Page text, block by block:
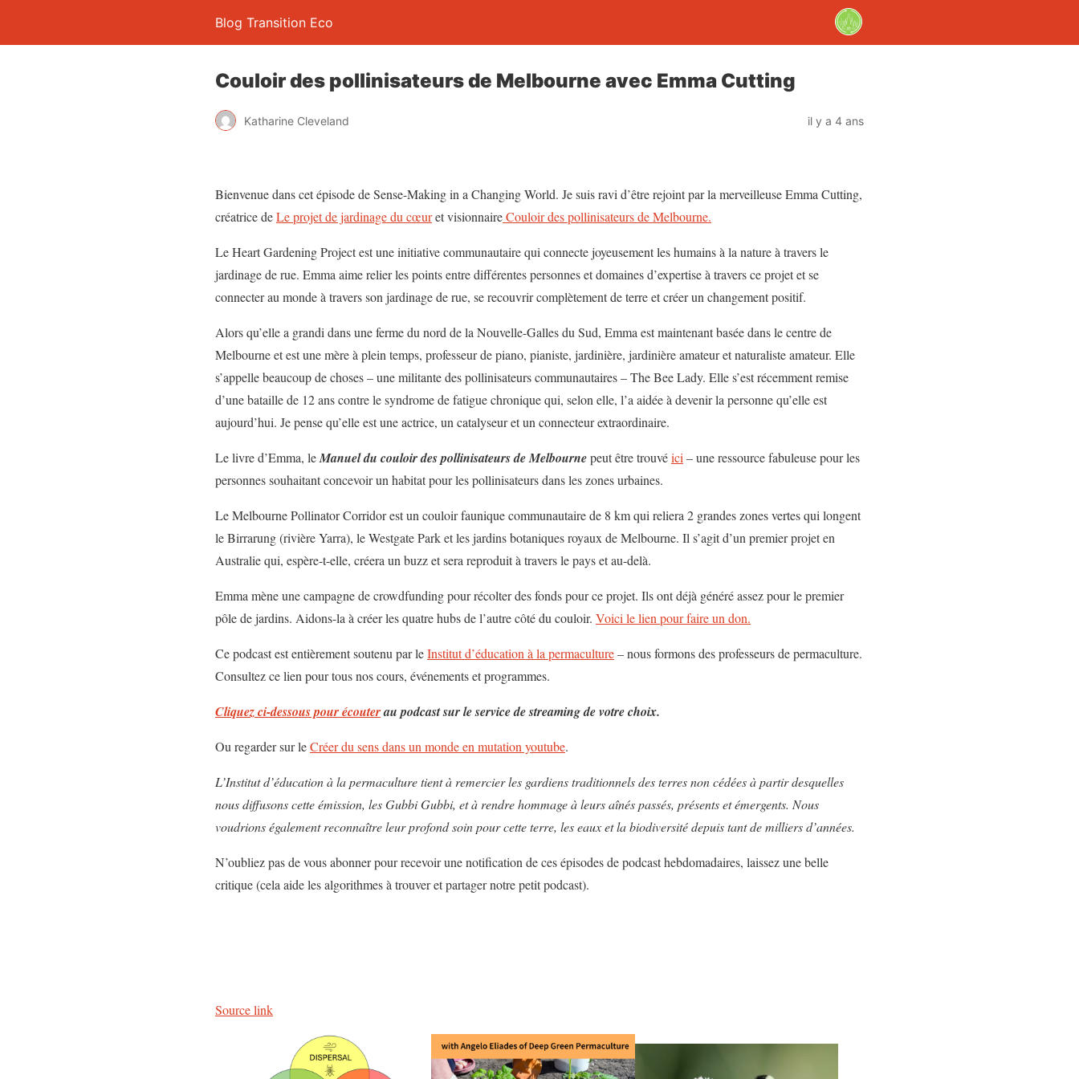
Blog Transition Eco
Couloir des pollinisateurs de Melbourne avec Emma Cutting
Katharine Cleveland il y a 4 ans
Bienvenue dans cet épisode de Sense-Making in a Changing World. Je suis ravi d’être rejoint par la merveilleuse Emma Cutting,
créatrice deLe projet de jardinage du cœuret visionnaireCouloir des pollinisateurs de Melbourne.
Le Heart Gardening Project est une initiative communautaire qui connecte joyeusement les humains à la nature à travers le
jardinage de rue. Emma aime relier les points entre différentes personnes et domaines d’expertise à travers ce projet et se
connecter au monde à travers son jardinage de rue, se recouvrir complètement de terre et créer un changement positif.
Alors qu’elle a grandi dans une ferme du nord de la Nouvelle-Galles du Sud, Emma est maintenant basée dans le centre de
Melbourne et est une mère à plein temps, professeur de piano, pianiste, jardinière, jardinière amateur et naturaliste amateur. Elle
s’appelle beaucoup de choses – une militante des pollinisateurs communautaires – The Bee Lady. Elle s’est récemment remise
d’une bataille de 12 ans contre le syndrome de fatigue chronique qui, selon elle, l’a aidée à devenir la personne qu’elle est
aujourd’hui. Je pense qu’elle est une actrice, un catalyseur et un connecteur extraordinaire.
Le livre d’Emma, ​​leManuel du couloir des pollinisateurs de Melbournepeut être trouvéici – une ressource fabuleuse pour les
personnes souhaitant concevoir un habitat pour les pollinisateurs dans les zones urbaines.
Le Melbourne Pollinator Corridor est un couloir faunique communautaire de 8 km qui reliera 2 grandes zones vertes qui longent
le Birrarung (rivière Yarra), le Westgate Park et les jardins botaniques royaux de Melbourne. Il s’agit d’un premier projet en
Australie qui, espère-t-elle, créera un buzz et sera reproduit à travers le pays et au-delà.
Emma mène une campagne de crowdfunding pour récolter des fonds pour ce projet. Ils ont déjà généré assez pour le premier
pôle de jardins. Aidons-la à créer les quatre hubs de l’autre côté du couloir. Voici le lien pour faire un don.
Ce podcast est entièrement soutenu par leInstitut d’éducation à la permaculture– nous formons des professeurs de permaculture.
Consultez ce lien pour tous nos cours, événements et programmes.
Cliquez ci-dessous pour écouterau podcast sur le service de streaming de votre choix.
Ou regarder sur leCréer du sens dans un monde en mutation youtube.
L’Institut d’éducation à la permaculture tient à remercier les gardiens traditionnels des terres non cédées à partir desquelles
nous diffusons cette émission, les Gubbi Gubbi, et à rendre hommage à leurs aînés passés, présents et émergents. Nous
voudrions également reconnaître leur profond soin pour cette terre, les eaux et la biodiversité depuis tant de milliers d’années.
N’oubliez pas de vous abonner pour recevoir une notification de ces épisodes de podcast hebdomadaires, laissez une belle
critique (cela aide les algorithmes à trouver et partager notre petit podcast).
Source link